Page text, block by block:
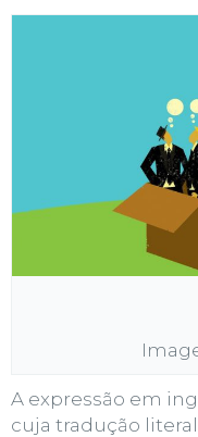
A expressão em
cuja tradução